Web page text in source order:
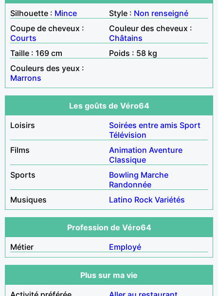
Silhouette : Mince Style : Non renseigné
Coupe de cheveux :
Courts
Couleur des cheveux :
Châtains
Taille : 169 cm
Poids : 58 kg
Couleurs des yeux :
Marrons
Les goûts de Véro64
Loisirs
Soirées entre amis Sport
Télévision
Films
Animation Aventure
Classique
Sports
Bowling Marche
Randonnée
Musiques
Latino Rock Variétés
Profession de Véro64
Métier
Employé
Plus sur ma vie